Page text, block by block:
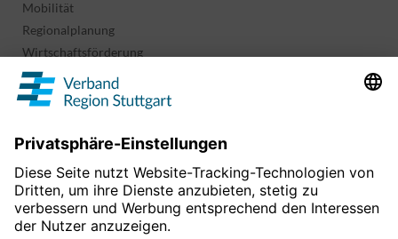
Mobilität
Regionalplanung
Wirtschaftsförderung
Sport und Kultur
Projekte & Programme
Informationen & Downloads